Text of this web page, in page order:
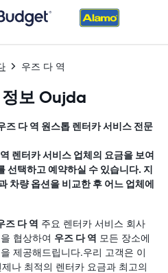
우즈 다 역
보 Oujda
즈 다 역 원스톱 렌터카 서비스 전문
렌터카 서비스 업체의 요금을 보여
선택하고 예약하실 수 있습니다. 지
차량 옵션을 비교한 후 어느 업체에
즈 다 역 주요 렌터카 서비스 회사
협상하여 우즈 다 역 모든 장소에
제공해드립니다.우리 고객은 이
나 최적의 렌터카 요금과 최고의